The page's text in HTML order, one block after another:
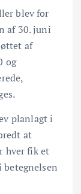
blev for
af 30. juni
af
og
planlagt i
at
hver fik et